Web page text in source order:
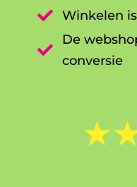

Winkelen

De
conversie
☆